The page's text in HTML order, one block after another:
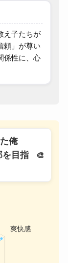
え子たちが
頼」が尊い
係性に、心
俺
を目指